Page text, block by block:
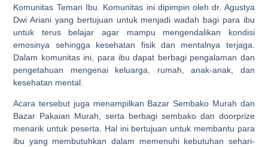
Komunitas Teman Ibu. Komunitas ini dipimpin oleh dr. Agustya
Dwi Ariani yang bertujuan untuk menjadi wadah bagi para ibu
untuk terus belajar agar mampu mengendalikan kondisi
emosinya sehingga kesehatan fisik dan mentalnya terjaga.
Dalam komunitas ini, para ibu dapat berbagi pengalaman dan
pengetahuan mengenai keluarga, rumah, anak-anak, dan
kesehatan mental.
Acara tersebut juga menampilkan Bazar Sembako Murah dan
Bazar Pakaian Murah, serta berbagi sembako dan doorprize
menarik untuk peserta. Hal ini bertujuan untuk membantu para
ibu yang membutuhkan dalam memenuhi kebutuhan sehari-